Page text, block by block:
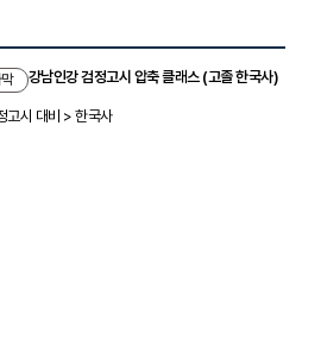
강남인강 검정고시 압축 클래스 (고졸 한국사)
고시 대비 > 한국사